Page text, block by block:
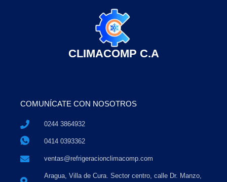
CLIMACOMP C.A
COMUNÍCATE CON NOSOTROS
0244 3864932
0414 0393362
ventas@refrigeracionclimacomp.com
Aragua, Villa de Cura. Sector centro, calle Dr. Manzo,